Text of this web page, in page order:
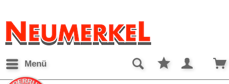
Menü